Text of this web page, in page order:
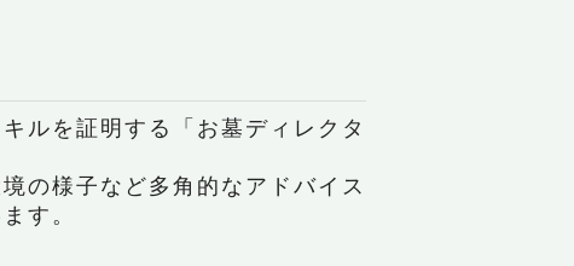
ルを証明する「お墓ディレクタ
の様子など多角的なアドバイス
す。